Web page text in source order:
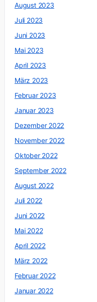
August 2023
Juli 2023
Juni 2023
Mai 2023
April 2023
März 2023
Februar 2023
Januar 2023
Dezember 2022
November 2022
Oktober 2022
September 2022
August 2022
Juli 2022
Juni 2022
Mai 2022
April 2022
März 2022
Februar 2022
Januar 2022